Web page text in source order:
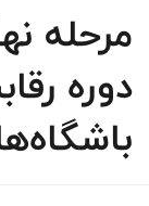
مرحله
دوره